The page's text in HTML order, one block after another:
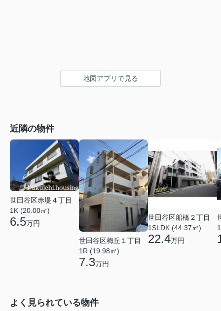
地図アプリで見る
近隣の物件
世田谷区赤堤４丁目
1K (20.00㎡)
6.5万円
世田谷区梅丘１丁目
1R (19.98㎡)
7.3万円
世田谷区船橋２丁目
1SLDK (44.37㎡)
22.4万円
よく見られている物件